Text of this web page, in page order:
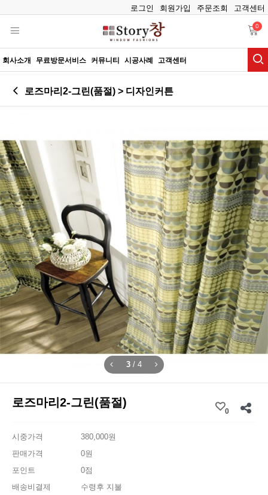
고객센터
주문조회
회원가입
로그인
0
회사소개 무료방문서비스 커뮤니티 시공사례 고객센터
로즈마리2-그린(품절) > 디자인커튼
3 / 4
로즈마리2-그린(품절)
0
시중가격
380,000원
판매가격
0원
포인트
0점
배송비결제
수령후 지불